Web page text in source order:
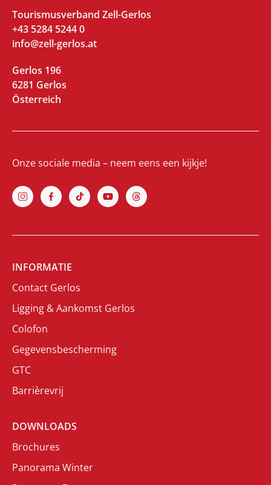
Tourismusverband Zell-Gerlos
+43 5284 5244 0
info@zell-gerlos.at
Gerlos 196
6281 Gerlos
Österreich
Onze sociale media – neem eens een kijkje!
INFORMATIE
Contact Gerlos
Ligging & Aankomst Gerlos
Colofon
Gegevensbescherming
GTC
Barrièrevrij
DOWNLOADS
Brochures
Panorama Winter